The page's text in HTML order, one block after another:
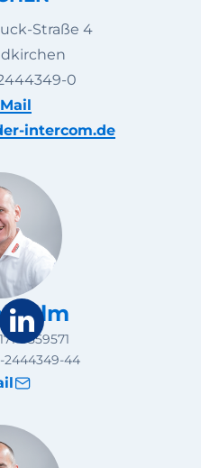
Straße 4
0
intercom.de
Helm
5859571
2444349-44